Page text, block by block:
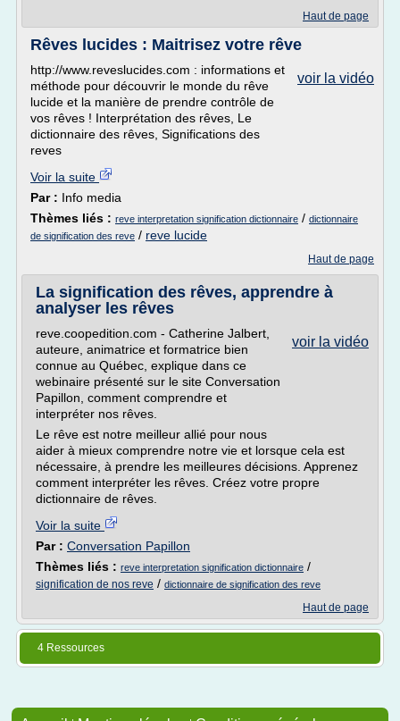
Haut de page
Rêves lucides : Maitrisez votre rêve
voir la vidéo
http://www.reveslucides.com : informations et
méthode pour découvrir le monde du rêve
lucide et la manière de prendre contrôle de
vos rêves ! Interprétation des rêves, Le
dictionnaire des rêves, Significations des
reves
Voir la suite
Par : Info media
Thèmes liés : reve interpretation signification dictionnaire / dictionnaire
de signification des reve / reve lucide
Haut de page
La signification des rêves, apprendre à
analyser les rêves
voir la vidéo
reve.coopedition.com - Catherine Jalbert,
auteure, animatrice et formatrice bien
connue au Québec, explique dans ce
webinaire présenté sur le site Conversation
Papillon, comment comprendre et
interpréter nos rêves.
Le rêve est notre meilleur allié pour nous
aider à mieux comprendre notre vie et lorsque cela est
nécessaire, à prendre les meilleures décisions. Apprenez
comment interpréter les rêves. Créez votre propre
dictionnaire de rêves.
Voir la suite
Par : Conversation Papillon
Thèmes liés : reve interpretation signification dictionnaire /
signification de nos reve / dictionnaire de signification des reve
Haut de page
4 Ressources